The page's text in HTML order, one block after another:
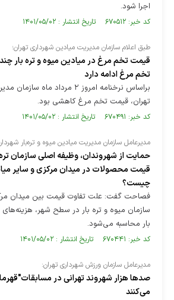
اجرا شود.
کد خبر: ۶۷۰۵۱۲ تاریخ انتشار : ۱۴۰۱/۰۵/۰۲
طبق اعلام سازمان مدیریت میادین شهرداری تهران؛
قیمت تخم مرغ در میادین میوه و تره بار
تخم مرغ ادامه دارد
براساس نرخنامه امروز ۲ مرداد
تهران، قیمت تخم مرغ کاهشی بود.
کد خبر: ۶۷۰۴۹۱ تاریخ انتشار : ۱۴۰۱/۰۵/۰۲
مدیرعامل سازمان مدیریت میادین میوه و تره‌بار
حمایت از شهروندان، وظیفه اصلی سازمان
قیمت محصولات در میدان مرکزی و سایر
چیست؟
فصاحت گفت: علت تفاوت قیمت بین میدان
سازمان میوه و تره بار در سطح شهر،
بار محاسبه می‌شود.
کد خبر: ۶۷۰۴۴۱ تاریخ انتشار : ۱۴۰۱/۰۵/۰۲
مدیرعامل سازمان ورزش شهرداری تهران:
صدها هزار شهروند تهرانی در
می‌کنند